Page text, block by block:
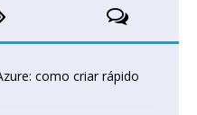
como criar rápido